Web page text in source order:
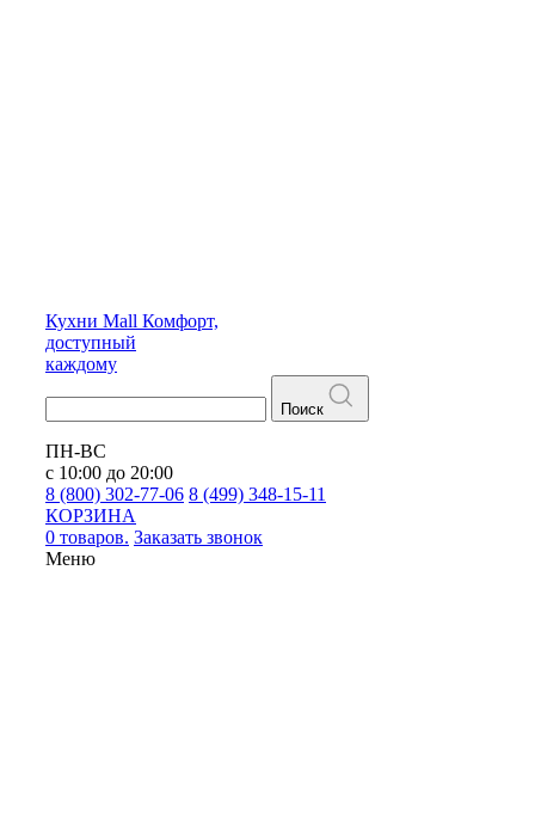
Кухни Mall Комфорт,
доступный
каждому
Поиск
ПН-ВС
с 10:00 до 20:00
8 (800) 302-77-06 8 (499) 348-15-11
КОРЗИНА
0 товаров. Заказать звонок
Меню